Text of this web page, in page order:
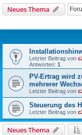
Neues Thema
Letzter Beitrag von
Antworten: 1
PV-Ertrag wird
mehrerer
Letzter Beitrag von
Steuerung des
Letzter Beitrag von
Neues Thema